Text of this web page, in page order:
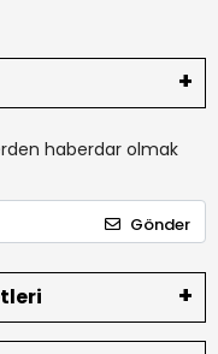
haberdar olmak
Gönder